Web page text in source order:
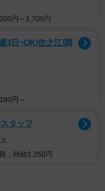
崇拝者 Rikutoさん）
円～1,700円
3日~OK/住之江/調
円～
タッフ
：時給1,250円